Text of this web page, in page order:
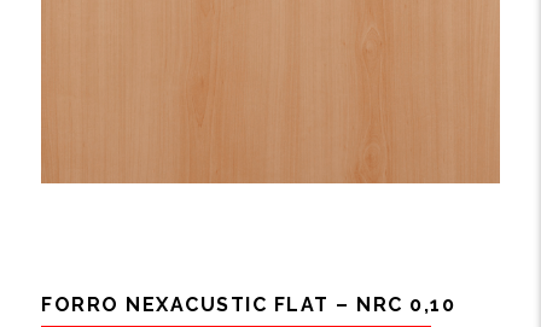
FORRO NEXACUSTIC FLAT – NRC 0,10